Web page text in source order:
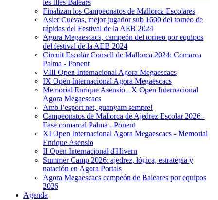
les Illes Balears
Finalizan los Campeonatos de Mallorca Escolares
Asier Cuevas, mejor jugador sub 1600 del torneo de
rápidas del Festival de la AEB 2024
Agora Megaescacs, campeón del torneo por equipos
del festival de la AEB 2024
Circuit Escolar Consell de Mallorca 2024: Comarca
Palma - Ponent
VIII Open Internacional Agora Megaescacs
IX Open Internacional Agora Megaescacs
Memorial Enrique Asensio - X Open Internacional
Agora Megaescacs
Amb l’esport net, guanyam sempre!
Campeonatos de Mallorca de Ajedrez Escolar 2026 -
Fase comarcal Palma - Ponent
XI Open Internacional Agora Megaescacs - Memorial
Enrique Asensio
II Open Internacional d'Hivern
Summer Camp 2026: ajedrez, lógica, estrategia y
natación en Agora Portals
Agora Megaescacs campeón de Baleares por equipos
2026
Agenda